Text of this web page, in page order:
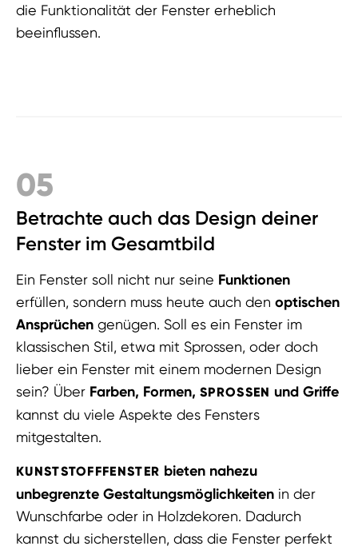
die Funktionalität der Fenster erheblich
beeinflussen.
05
Betrachte auch das Design deiner
Fenster im Gesamtbild
Ein Fenster soll nicht nur seine Funktionen
erfüllen, sondern muss heute auch den optischen
Ansprüchen genügen. Soll es ein Fenster im
klassischen Stil, etwa mit Sprossen, oder doch
lieber ein Fenster mit einem modernen Design
sein? Über Farben, Formen, SPROSSEN und Griffe
kannst du viele Aspekte des Fensters
mitgestalten.
KUNSTSTOFFFENSTER bieten nahezu
unbegrenzte Gestaltungsmöglichkeiten in der
Wunschfarbe oder in Holzdekoren. Dadurch
kannst du sicherstellen, dass die Fenster perfekt